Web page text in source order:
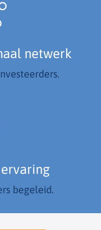
netwerk
begeleid.